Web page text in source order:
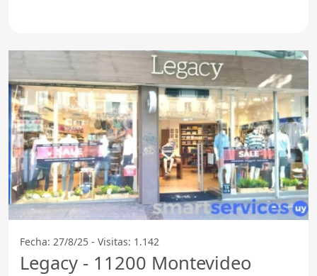
Fecha: 27/8/25 - Visitas: 1.142
Legacy - 11200 Montevideo